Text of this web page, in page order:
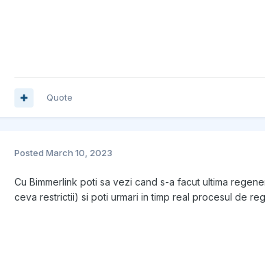
Quote
Posted March 10, 2023
Cu Bimmerlink poti sa vezi cand s-a facut ultima
ceva restrictii) si poti urmari in timp real procesul de